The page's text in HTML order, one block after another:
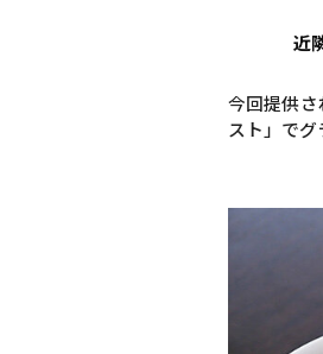
近
今回提供
スト」でグ